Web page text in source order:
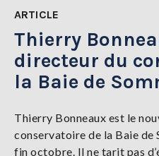
TENDANCES
SERVICES
LA
Se
ARTICLE
Thierry
directeur du
la Baie de
Thierry Bonneaux est le
conservatoire de la Baie de
fin octobre. Il ne tarit pas